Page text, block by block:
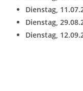
Dienstag,
Dienstag,
Dienstag,